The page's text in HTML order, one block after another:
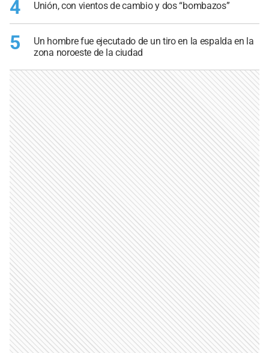
4 Unión, con vientos de cambio y dos “bombazos”
5
Un hombre fue ejecutado de un tiro en la espalda en la
zona noroeste de la ciudad